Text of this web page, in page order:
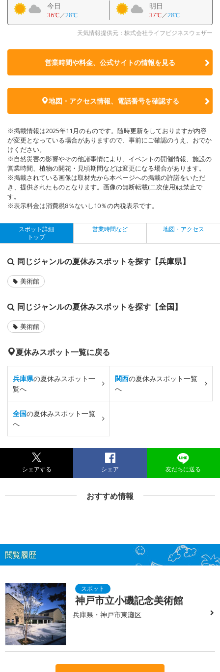
今日
36℃／28℃
明日
37℃／28℃
天気情報提供元：株式会社ライフビジネスウェザー
営業時間や料金、公式サイトの情報を見る
地図・アクセス情報、電話番号を確認する
※掲載情報は2025年11月のものです。随時更新をしておりますが内容
が変更となっている場合がありますので、事前にご確認のうえ、おでか
けください。
※自然災害の影響やその他諸事情により、イベントの開催情報、施設の
営業時間、植物の開花・見頃期間などは変更になる場合があります。
※掲載されている画像は取材先から本ページへの掲載の許諾をいただ
き、提供されたものとなります。画像の無断転載(二次使用)は禁止で
す。
※表示料金は消費税8％ないし10％の内税表示です。
スポット詳細
トップ
営業時間など 地図・アクセス
同じジャンルの夏休みスポットを探す【兵庫県】
美術館
同じジャンルの夏休みスポットを探す【全国】
美術館
夏休みスポット一覧に戻る
兵庫県の夏休みスポット一
覧へ
関西の夏休みスポット一覧
へ
全国の夏休みスポット一覧
へ
シェアする シェア 友だちに送る
おすすめ情報
閲覧履歴
神戸市立小磯記念美術館
兵庫県・神戸市東灘区